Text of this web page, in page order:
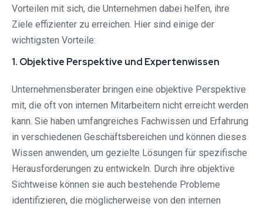
Vorteilen mit sich, die Unternehmen dabei helfen, ihre
Ziele effizienter zu erreichen. Hier sind einige der
wichtigsten Vorteile:
1. Objektive Perspektive und Expertenwissen
Unternehmensberater bringen eine objektive Perspektive
mit, die oft von internen Mitarbeitern nicht erreicht werden
kann. Sie haben umfangreiches Fachwissen und Erfahrung
in verschiedenen Geschäftsbereichen und können dieses
Wissen anwenden, um gezielte Lösungen für spezifische
Herausforderungen zu entwickeln. Durch ihre objektive
Sichtweise können sie auch bestehende Probleme
identifizieren, die möglicherweise von den internen